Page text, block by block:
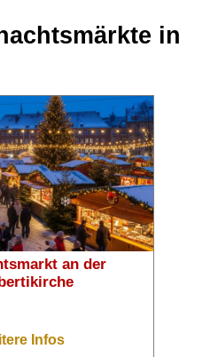
in
an der
Infos